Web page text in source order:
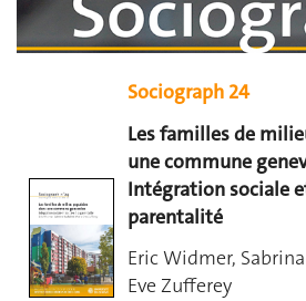
Sociograph 24
Les familles de
une commune
Intégration sociale
parentalité
Eric Widmer,
Eve Zufferey